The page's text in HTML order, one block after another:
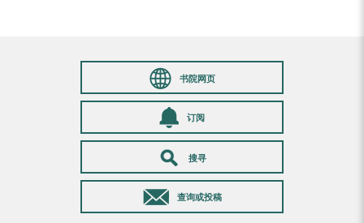
书院网页
订阅
搜寻
查询或投稿